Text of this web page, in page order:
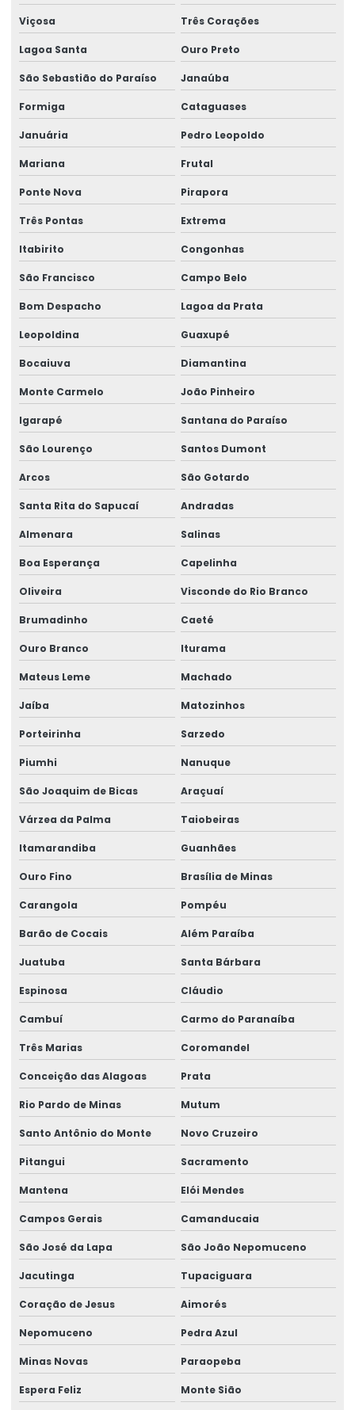
Viçosa Três Corações
Lagoa Santa Ouro Preto
São Sebastião do Paraíso Janaúba
Formiga Cataguases
Januária Pedro Leopoldo
Mariana Frutal
Ponte Nova Pirapora
Três Pontas Extrema
Itabirito Congonhas
São Francisco Campo Belo
Bom Despacho Lagoa da Prata
Leopoldina Guaxupé
Bocaiuva Diamantina
Monte Carmelo João Pinheiro
Igarapé Santana do Paraíso
São Lourenço Santos Dumont
Arcos São Gotardo
Santa Rita do Sapucaí Andradas
Almenara Salinas
Boa Esperança Capelinha
Oliveira Visconde do Rio Branco
Brumadinho Caeté
Ouro Branco Iturama
Mateus Leme Machado
Jaíba Matozinhos
Porteirinha Sarzedo
Piumhi Nanuque
São Joaquim de Bicas Araçuaí
Várzea da Palma Taiobeiras
Itamarandiba Guanhães
Ouro Fino Brasília de Minas
Carangola Pompéu
Barão de Cocais Além Paraíba
Juatuba Santa Bárbara
Espinosa Cláudio
Cambuí Carmo do Paranaíba
Três Marias Coromandel
Conceição das Alagoas Prata
Rio Pardo de Minas Mutum
Santo Antônio do Monte Novo Cruzeiro
Pitangui Sacramento
Mantena Elói Mendes
Campos Gerais Camanducaia
São José da Lapa São João Nepomuceno
Jacutinga Tupaciguara
Coração de Jesus Aimorés
Nepomuceno Pedra Azul
Minas Novas Paraopeba
Espera Feliz Monte Sião